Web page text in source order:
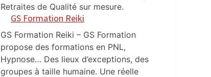
Retraites de Qualité sur mesure.
GS Formation Reiki
GS Formation Reiki – GS Formation
propose des formations en PNL,
Hypnose… Des lieux d’exceptions, des
groupes à taille humaine. Une réelle